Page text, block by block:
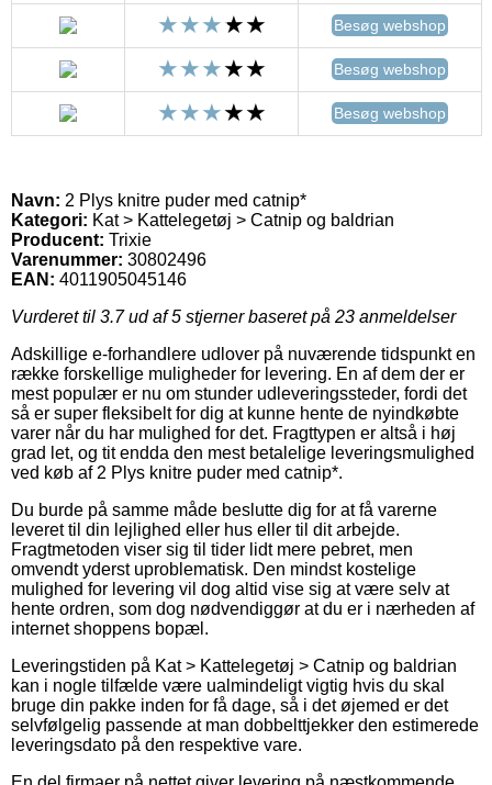
Besøg webshop
Besøg webshop
Besøg webshop
Navn: 2 Plys knitre puder med catnip*
Kategori: Kat > Kattelegetøj > Catnip og baldrian
Producent: Trixie
Varenummer: 30802496
EAN: 4011905045146
Vurderet til 3.7ud af 5 stjerner baseret på 23 anmeldelser
Adskillige e-forhandlere udlover på nuværende tidspunkt en
række forskellige muligheder for levering. En af dem der er
mest populær er nu om stunder udleveringssteder, fordi det
så er super fleksibelt for dig at kunne hente de nyindkøbte
varer når du har mulighed for det. Fragttypen er altså i høj
grad let, og tit endda den mest betalelige leveringsmulighed
ved køb af 2 Plys knitre puder med catnip*.
Du burde på samme måde beslutte dig for at få varerne
leveret til din lejlighed eller hus eller til dit arbejde.
Fragtmetoden viser sig til tider lidt mere pebret, men
omvendt yderst uproblematisk. Den mindst kostelige
mulighed for levering vil dog altid vise sig at være selv at
hente ordren, som dog nødvendiggør at du er i nærheden af
internet shoppens bopæl.
Leveringstiden på Kat > Kattelegetøj > Catnip og baldrian
kan i nogle tilfælde være ualmindeligt vigtig hvis du skal
bruge din pakke inden for få dage, så i det øjemed er det
selvfølgelig passende at man dobbelttjekker den estimerede
leveringsdato på den respektive vare.